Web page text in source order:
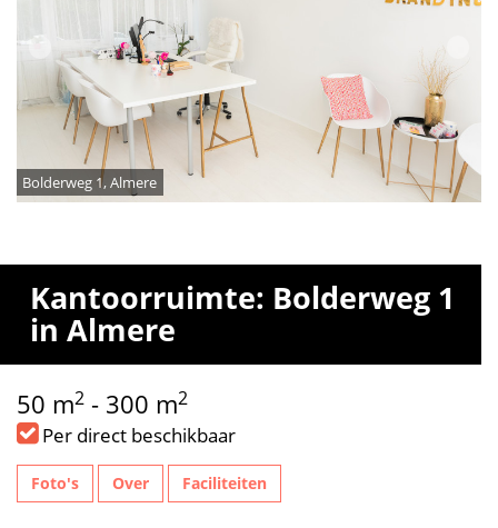
Bolderweg 1, Almere
Kantoorruimte: Bolderweg 1
in Almere
50 m2 - 300 m2
Per direct beschikbaar
Foto's Over Faciliteiten